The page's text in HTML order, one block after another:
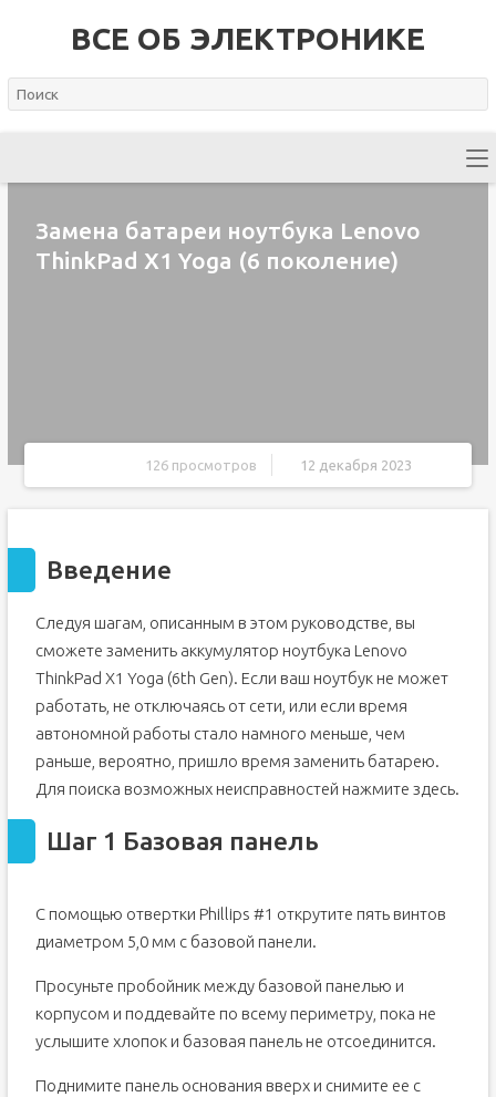
ВСЕ ОБ ЭЛЕКТРОНИКЕ
Замена батареи ноутбука Lenovo
ThinkPad X1 Yoga (6 поколение)
126 просмотров 12 декабря 2023
Введение
Следуя шагам, описанным в этом руководстве, вы
сможете заменить аккумулятор ноутбука Lenovo
ThinkPad X1 Yoga (6th Gen). Если ваш ноутбук не может
работать, не отключаясь от сети, или если время
автономной работы стало намного меньше, чем
раньше, вероятно, пришло время заменить батарею.
Для поиска возможных неисправностей нажмите здесь.
Шаг 1 Базовая панель
С помощью отвертки Phillips #1 открутите пять винтов
диаметром 5,0 мм с базовой панели.
Просуньте пробойник между базовой панелью и
корпусом и поддевайте по всему периметру, пока не
услышите хлопок и базовая панель не отсоединится.
Поднимите панель основания вверх и снимите ее с